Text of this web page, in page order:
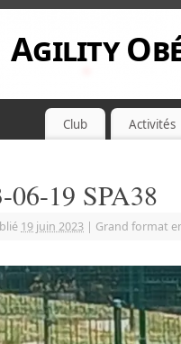
Agility
Club Activités
06-19 SPA38
19 juin 2023 | Grand format